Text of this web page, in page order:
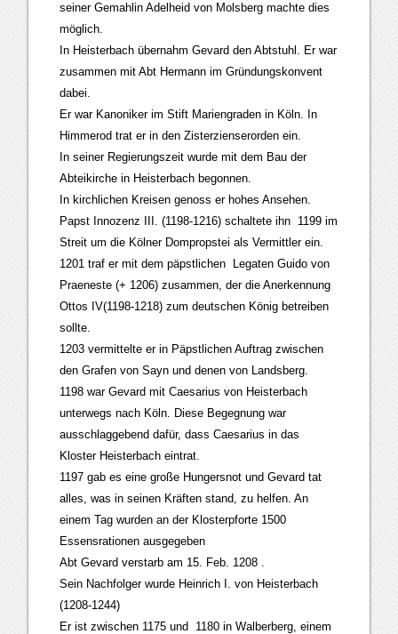
seiner Gemahlin Adelheid von Molsberg machte dies
möglich.
In Heisterbach übernahm Gevard den Abtstuhl. Er war
zusammen mit Abt Hermann im Gründungskonvent
dabei.
Er war Kanoniker im Stift Mariengraden in Köln. In
Himmerod trat er in den Zisterzienserorden ein.
In seiner Regierungszeit wurde mit dem Bau der
Abteikirche in Heisterbach begonnen.
In kirchlichen Kreisen genoss er hohes Ansehen.
Papst Innozenz III. (1198-1216) schaltete ihn 1199 im
Streit um die Kölner Dompropstei als Vermittler ein.
1201 traf er mit dem päpstlichen Legaten Guido von
Praeneste (+ 1206) zusammen, der die Anerkennung
Ottos IV(1198-1218) zum deutschen König betreiben
sollte.
1203 vermittelte er in Päpstlichen Auftrag zwischen
den Grafen von Sayn und denen von Landsberg.
1198 war Gevard mit Caesarius von Heisterbach
unterwegs nach Köln. Diese Begegnung war
ausschlaggebend dafür, dass Caesarius in das
Kloster Heisterbach eintrat.
1197 gab es eine große Hungersnot und Gevard tat
alles, was in seinen Kräften stand, zu helfen. An
einem Tag wurden an der Klosterpforte 1500
Essensrationen ausgegeben
Abt Gevard verstarb am 15. Feb. 1208 .
Sein Nachfolger wurde Heinrich I. von Heisterbach
(1208-1244)
Er ist zwischen 1175 und 1180 in Walberberg, einem